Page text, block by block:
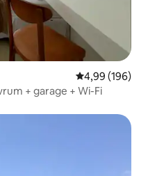
4,99 av 5 i
4,99 (196)
+ garage + Wi-Fi